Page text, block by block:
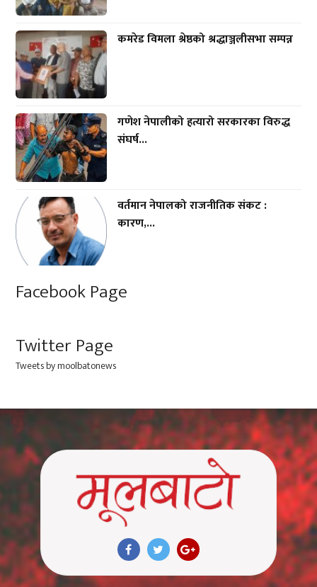
कमरेड विमला श्रेष्ठको श्रद्धाञ्जलीसभा सम्पन्न
गणेश नेपालीको हत्यारो सरकारका विरुद्ध
संघर्ष...
वर्तमान नेपालको राजनीतिक संकट :
कारण,...
Facebook Page
Twitter Page
Tweets by moolbatonews